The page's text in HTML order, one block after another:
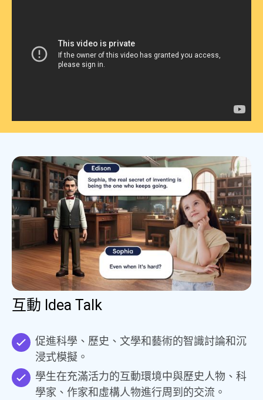
互動 Idea Talk
促進科學、歷史、文學和藝術的智識討論和沉
浸式模擬。
學生在充滿活力的互動環境中與歷史人物、科
學家、作家和虛構人物進行周到的交流。